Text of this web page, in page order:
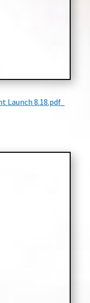
Launch 8.18.pdf_